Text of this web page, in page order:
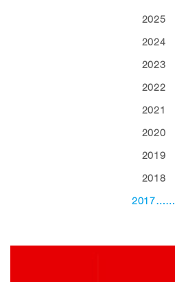
2025
2024
2023
2022
2021
2020
2019
2018
2017……